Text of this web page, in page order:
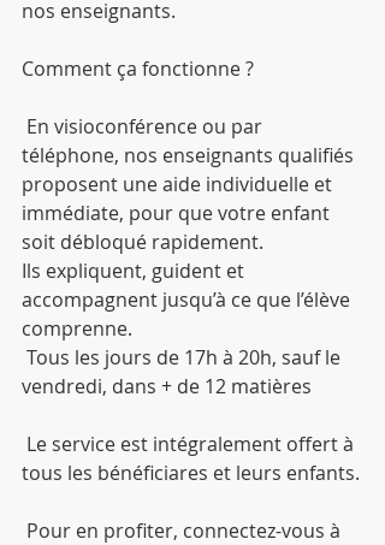
nos enseignants.
Comment ça fonctionne ?
En visioconférence ou par
téléphone, nos enseignants qualifiés
proposent une aide individuelle et
immédiate, pour que votre enfant
soit débloqué rapidement.
Ils expliquent, guident et
accompagnent jusqu’à ce que l’élève
comprenne.
Tous les jours de 17h à 20h, sauf le
vendredi, dans + de 12 matières
Le service est intégralement offert à
tous les bénéficiares et leurs enfants.
Pour en profiter, connectez-vous à